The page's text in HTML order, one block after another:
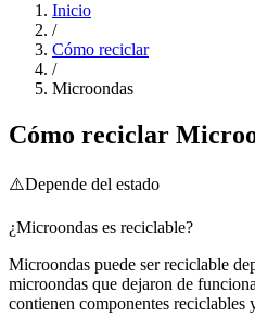
Inicio
/
Cómo reciclar
/
Microondas
Cómo reciclar
⚠️Depende del estado
¿Microondas es reciclable?
Microondas puede ser reciclable
microondas que dejaron de
contienen componentes reciclables